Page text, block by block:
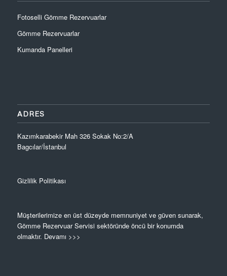
Fotoselli Gömme Rezervuarlar
Gömme Rezervuarlar
Kumanda Panelleri
ADRES
Kazımkarabekir Mah 326 Sokak No:2/A
Bagcılar/İstanbul
Gizlilik Politikası
Müşterilerimize en üst düzeyde memnuniyet ve güven sunarak,
Gömme Rezervuar Servisi sektöründe öncü bir konumda
olmaktır. Devamı >>>